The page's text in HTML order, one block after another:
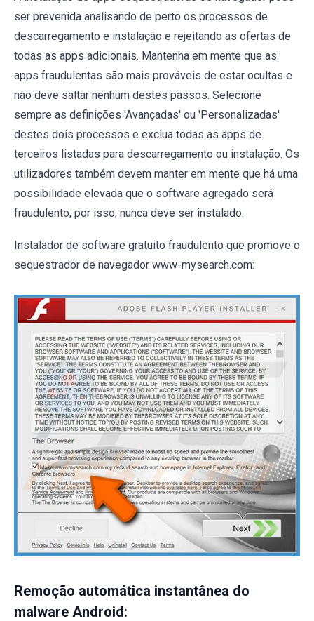
ser prevenida analisando de perto os processos de
descarregamento e instalação e rejeitando as ofertas de
todas as apps adicionais. Mantenha em mente que as
apps fraudulentas são mais prováveis de estar ocultas e
não deve saltar nenhum destes passos. Selecione
sempre as definições 'Avançadas' ou 'Personalizadas'
destes dois processos e exclua todas as apps de
terceiros listadas para descarregamento ou instalação. Os
utilizadores também devem manter em mente que há uma
possibilidade elevada que o software agregado será
fraudulento, por isso, nunca deve ser instalado.
Instalador de software gratuito fraudulento que promove o
sequestrador de navegador www-mysearch.com:
Remoção automática instantânea do
malware Android: